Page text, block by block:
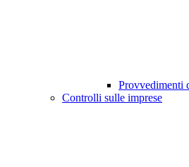
Provvedimenti
Controlli sulle imprese